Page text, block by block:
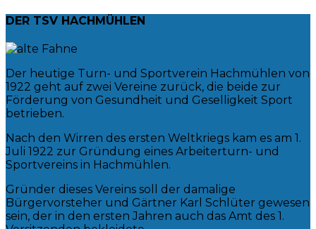
DER TSV HACHMÜHLEN
Der heutige Turn- und Sportverein Hachmühlen von
1922 geht auf zwei Vereine zurück, die beide zur
Förderung von Gesundheit und Geselligkeit Sport
betrieben.
Nach den Wirren des ersten Weltkriegs kam es am 1.
Juli 1922 zur Gründung eines Arbeiterturn- und
Sportvereins in Hachmühlen.
Gründer dieses Vereins soll der damalige
Bürgervorsteher und Gärtner Karl Schlüter gewesen
sein, der in den ersten Jahren auch das Amt des 1.